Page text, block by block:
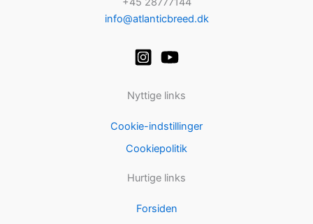
info@atlanticbreed.dk
Nyttige links
Cookie-indstillinger
Cookiepolitik
Hurtige links
Forsiden